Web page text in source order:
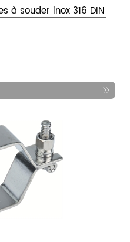
à souder inox 316 DIN